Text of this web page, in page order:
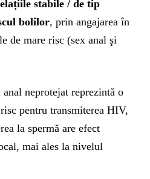
stabile / de tip
bolilor, prin angajarea în
de mare risc (sex anal şi
neprotejat reprezintă o
pentru transmiterea HIV,
la spermă are efect
mai ales la nivelul